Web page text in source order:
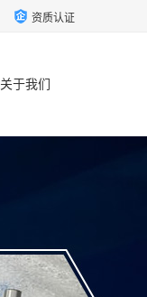
资质认证
关于我们